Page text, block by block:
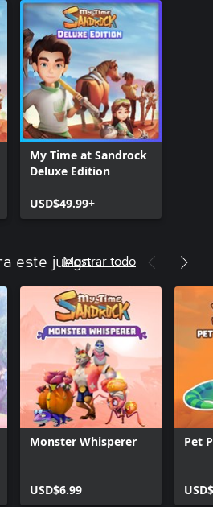
My Time at Sandrock
Deluxe Edition
USD$49.99+
este juegoMostrar todo
Monster Whisperer
USD$6.99
Pet